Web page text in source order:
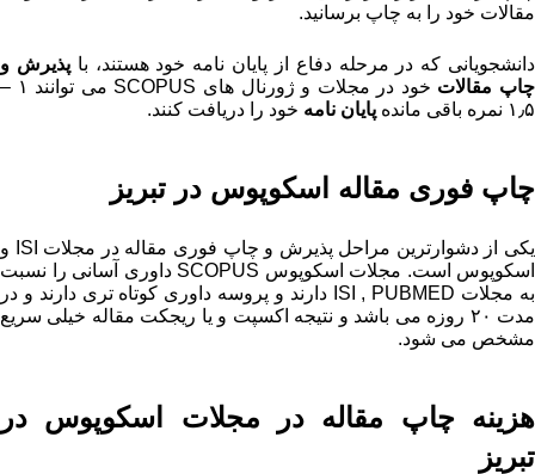
مقالات خود را به چاپ برسانید.
دانشجویانی که در مرحله دفاع از پایان نامه خود هستند، باپذیرش و
چاپ مقالات
خود در مجلات و ژورنال های SCOPUS می توانند ۱ –
۱٫۵ نمره باقی مانده
پایان نامه خود را دریافت کنند.
چاپ فوری مقاله اسکوپوس در تبریز
یکی از دشوارترین مراحل پذیرش و چاپ فوری مقاله در مجلات ISI و
اسکوپوس است. مجلات اسکوپوس SCOPUS داوری آسانی را نسبت
به مجلات ISI , PUBMED دارند و پروسه داوری کوتاه تری دارند و در
مدت ۲۰ روزه می باشد و نتیجه اکسپت و یا ریجکت مقاله خیلی سریع
مشخص می شود.
هزینه چاپ مقاله در مجلات اسکوپوس در
تبریز